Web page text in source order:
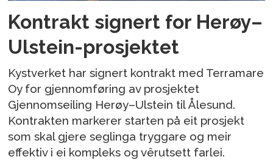
Kontrakt signert for Herøy–
Ulstein-prosjektet
Kystverket har signert kontrakt med Terramare
Oy for gjennomføring av prosjektet
Gjennomseiling Herøy–Ulstein til Ålesund.
Kontrakten markerer starten på eit prosjekt
som skal gjere seglinga tryggare og meir
effektiv i ei kompleks og vêrutsett farlei.